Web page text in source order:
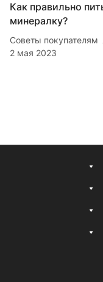
Как правильно
минералку?
Советы покупателям
2 мая 2023